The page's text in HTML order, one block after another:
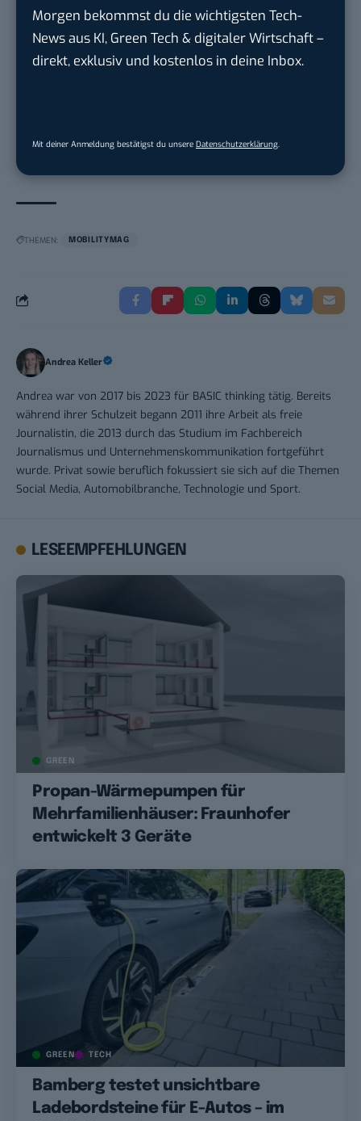
Morgen bekommst du die wichtigsten Tech-
News aus KI, Green Tech & digitaler Wirtschaft –
direkt, exklusiv und kostenlos in deine Inbox.
Mit deiner Anmeldung bestätigst du unsere Datenschutzerklärung
Social Media – / Channel – Lead (...
EDEKA Südwest Stiftung & Co. KGin
Offenburg
TURCK-GruppeinMülheim an der Ruhr
THEMEN: MOBILITYMAG
Andrea Keller
Andrea war von 2017 bis 2023 für BASIC thinking tätig. Bereits
während ihrer Schulzeit begann 2011 ihre Arbeit als freie
Journalistin, die 2013 durch das Studium im Fachbereich
Journalismus und Unternehmenskommunikation fortgeführt
wurde. Privat sowie beruflich fokussiert sie sich auf die Themen
Social Media, Automobilbranche, Technologie und Sport.
LESEEMPFEHLUNGEN
GREEN
Propan-Wärmepumpen für
Mehrfamilienhäuser: Fraunhofer
entwickelt 3 Geräte
GREEN TECH
Bamberg testet unsichtbare
Ladebordsteine für E-Autos – im